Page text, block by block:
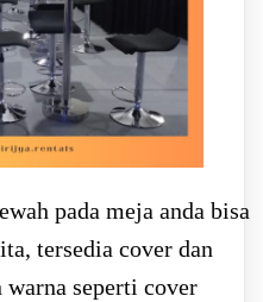
pada meja anda bisa
tersedia cover dan
seperti cover